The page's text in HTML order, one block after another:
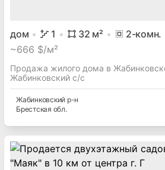
дом 1 32 м² 2-комн.
~666 $/м²
Продажа жилого дома в
Жабинковский с/с
Жабинковский р-н
Брестская обл.